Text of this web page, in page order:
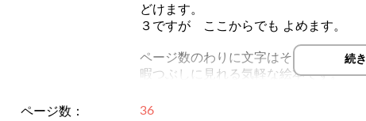
どけます。
３ですが ここからでも よめます。
ページ数のわりに文字はそこまで多く
暇つぶしに見れる気軽な絵本です。
続
ページ数： 36